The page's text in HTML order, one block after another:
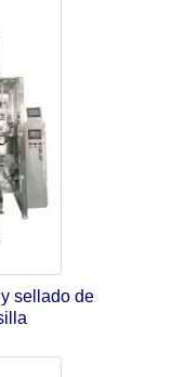
sellado de